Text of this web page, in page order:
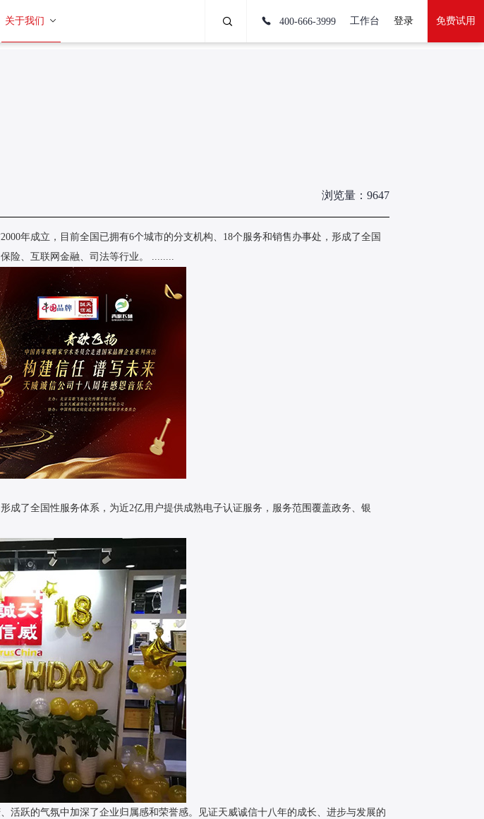
关于我们 400-666-3999 工作台 登录 免费试用
浏览量：9647
年成立，目前全国已拥有6个城市的分支机构、18个服务和销售办事处，形成了全国
险、互联网金融、司法等行业。 ........
成了全国性服务体系，为近2亿用户提供成熟电子认证服务，服务范围覆盖政务、银
活跃的气氛中加深了企业归属感和荣誉感。见证天威诚信十八年的成长、进步与发展的